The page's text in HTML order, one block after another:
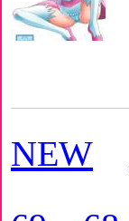
NEW